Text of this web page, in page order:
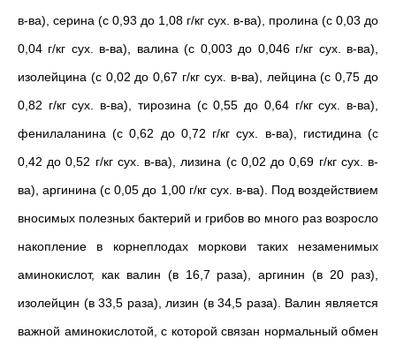
в-ва), серина (с 0,93 до 1,08 г/кг сух. в-ва), пролина (с 0,03 до
0,04 г/кг сух. в-ва), валина (с 0,003 до 0,046 г/кг сух. в-ва),
изолейцина (с 0,02 до 0,67 г/кг сух. в-ва), лейцина (с 0,75 до
0,82 г/кг сух. в-ва), тирозина (с 0,55 до 0,64 г/кг сух. в-ва),
фенилаланина (с 0,62 до 0,72 г/кг сух. в-ва), гистидина (с
0,42 до 0,52 г/кг сух. в-ва), лизина (с 0,02 до 0,69 г/кг сух. в-
ва), аргинина (с 0,05 до 1,00 г/кг сух. в-ва). Под воздействием
вносимых полезных бактерий и грибов во много раз возросло
накопление в корнеплодах моркови таких незаменимых
аминокислот, как валин (в 16,7 раза), аргинин (в 20 раз),
изолейцин (в 33,5 раза), лизин (в 34,5 раза). Валин является
важной аминокислотой, с которой связан нормальный обмен